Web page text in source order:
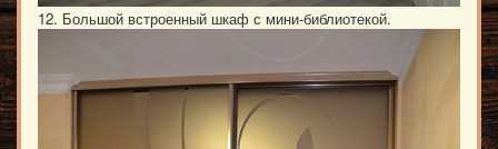
12. Большой встроенный шкаф с мини-библиотекой.